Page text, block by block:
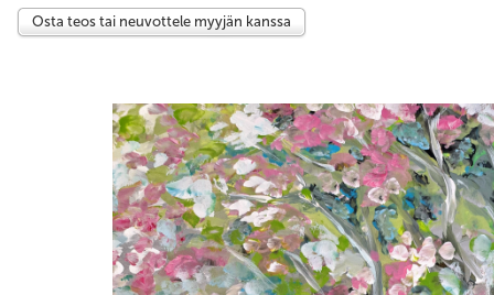
Osta teos tai neuvottele myyjän kanssa